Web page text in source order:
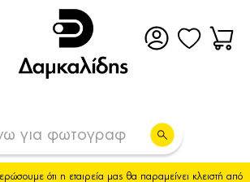
ότι η εταιρεία μας θα παραμείνει κλειστή από